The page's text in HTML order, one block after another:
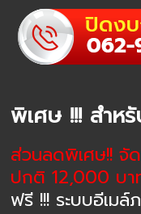
พิเศษ !!! สำห
ส่วนลดพิเศษ!! จั
ปกติ 12,000 บา
ฟรี !!! ระบบอีเมล์